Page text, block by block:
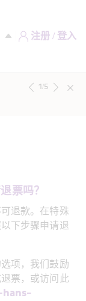
注册 / 登入
1/5
票吗？
退款。在特殊
下步骤申请退
项，我们鼓励
票，或访问此